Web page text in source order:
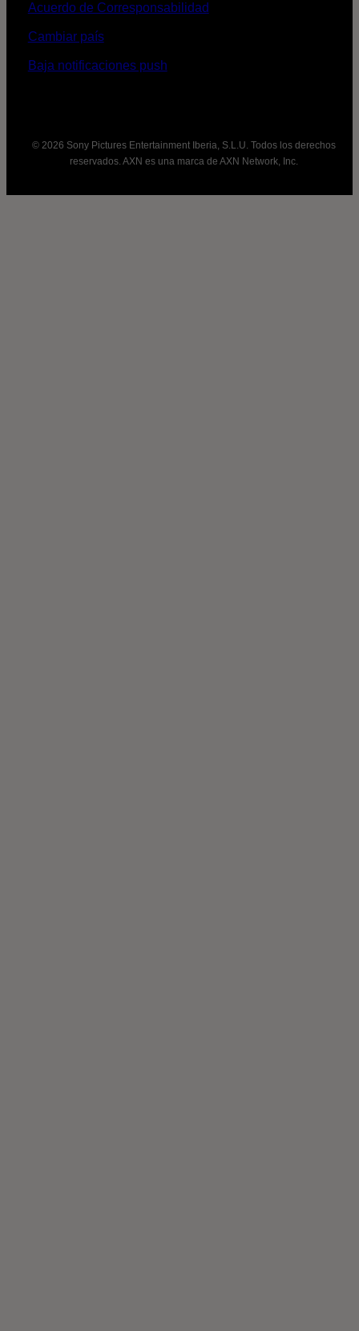
Acuerdo de Corresponsabilidad
Cambiar país
Baja notificaciones push
© 2026 Sony Pictures Entertainment Iberia, S.L.U. Todos los derechos
reservados. AXN es una marca de AXN Network, Inc.